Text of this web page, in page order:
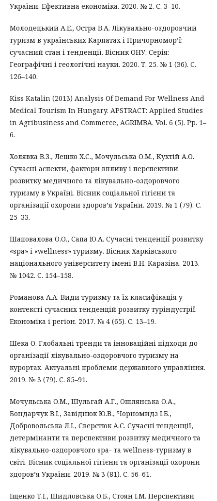
України. Ефективна економіка. 2020. № 2. С. 3–10.
Молодецький А.Е., Остра В.А. Лікувально-оздоровчий
туризм в українських Карпатах і Причорномор’ї:
сучасний стан і тенденції. Вісник ОНУ. Серія:
Географічні і геологічні науки. 2020. Т. 25. № 1 (36). С.
126–140.
Kiss Katalin (2013) Analysis Of Demand For Wellness And
Medical Tourism In Hungary. APSTRACT: Applied Studies
in Agribusiness and Commerce, AGRIMBA. Vol. 6 (5). Pp. 1–
6.
Холявка В.З., Лешко Х.С., Мочульська О.М., Кухтій А.О.
Сучасні аспекти, фактори впливу і перспективи
розвитку медичного та лікувально-оздоровчого
туризму в Україні. Вісник соціальної гігієни та
організації охорони здоров’я України. 2019. № 1 (79). С.
25–33.
Шаповалова О.О., Сапа Ю.А. Сучасні тенденції розвитку
«spa» і «wellness» туризму. Вісник Харківського
національного університету імені В.Н. Каразіна. 2013.
№ 1042. С. 154–158.
Романова А.А. Види туризму та їх класифікація у
контексті сучасних тенденцій розвитку туріндустрії.
Економіка і регіон. 2017. № 4 (65). С. 13–19.
Шека О. Глобальні тренди та інноваційні підходи до
організації лікувально-оздоровчого туризму на
курортах. Актуальні проблеми державного управління.
2019. № 3 (79). С. 85–91.
Мочульська О.М., Шульгай А.Г., Ошлянська О.А.,
Бондарчук В.І., Завіднюк Ю.В., Чорномидз І.Б.,
Добровольська Л.І., Сверстюк А.С. Сучасні тенденції,
детермінанти та перспективи розвитку медичного та
лікувально-оздоровчого spa- та wellness-туризму в
світі. Вісник соціальної гігієни та організації охорони
здоров’я України. 2019. № 3 (81). С. 56–61.
Іщенко Т.І., Шидловська О.Б., Стоян І.М. Перспективи